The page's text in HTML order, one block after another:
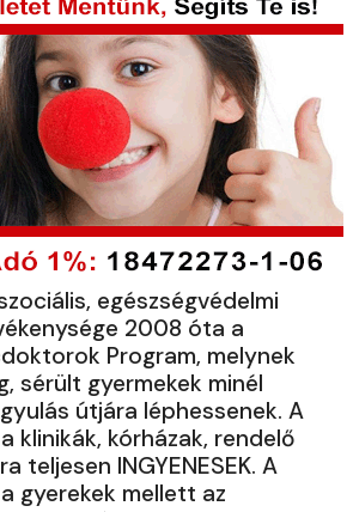
egészségvédelmi
2008 óta a
Program, melynek
sérült gyermekek minél
útjára léphessenek. A
klinikák, kórházak, rendelő
teljesen INGYENESEK. A
gyerekek mellett az